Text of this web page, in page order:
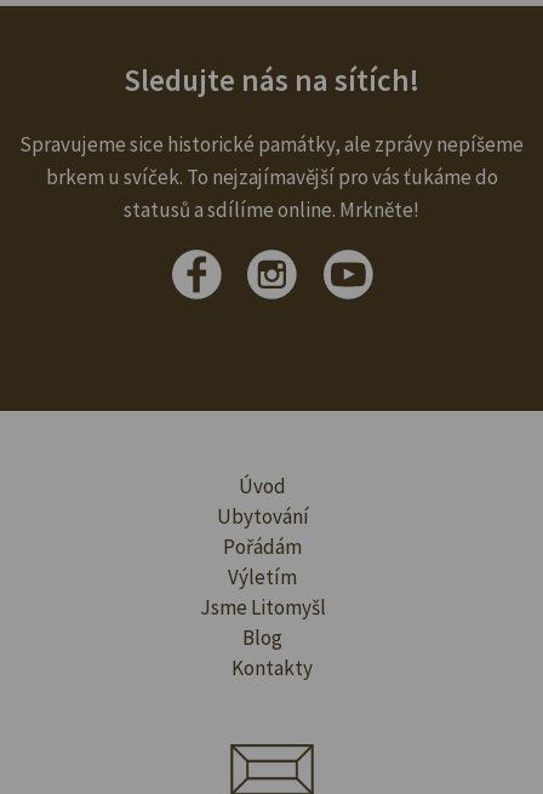
Sledujte nás na sítích!
Spravujeme sice historické památky, ale zprávy nepíšeme
brkem u svíček. To nejzajímavější pro vás ťukáme do
statusů a sdílíme online. Mrkněte!
Úvod
Ubytování
Pořádám
Výletím
Jsme Litomyšl
Blog
Kontakty